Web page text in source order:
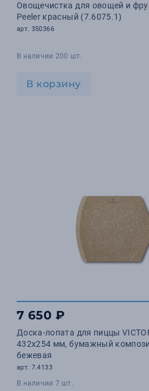
Овощечистка для овощей и
Peeler красный (7.6075.1)
арт. 350366
В наличии 200 шт.
В корзину
7 650 ₽
Доска-лопата для пиццы
432x254 мм, бумажный
бежевая
арт. 7.4133
В наличии 7 шт.